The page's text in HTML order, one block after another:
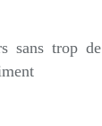
sans trop de